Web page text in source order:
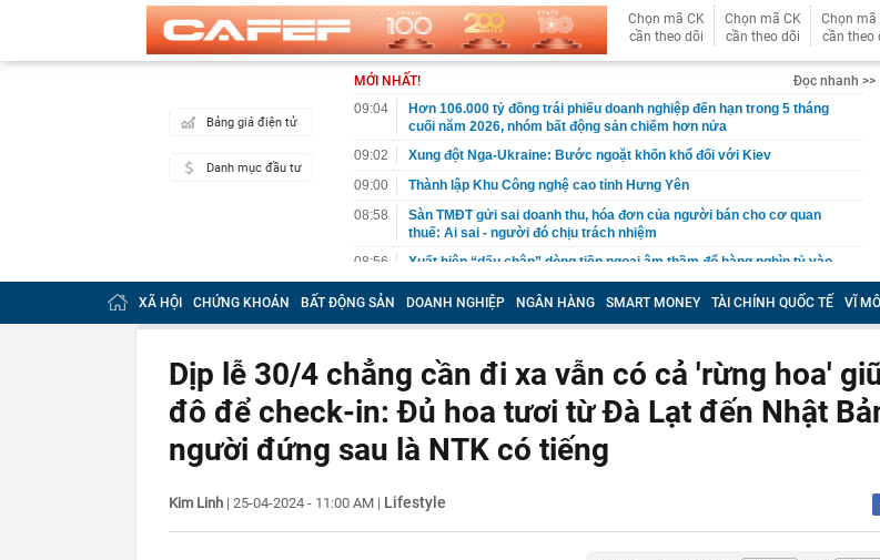
Chọn mã CK
cần theo dõi
Chọn mã CK
cần theo dõi
Chọn mã
cần theo
Bảng giá điện tử
Danh mục đầu tư
MỚI NHẤT!
Đọc nhanh >>
09:04
Hơn 106.000 tỷ đồng trái phiếu doanh nghiệp đến hạn trong 5 tháng
cuối năm 2026, nhóm bất động sản chiếm hơn nửa
09:02
Xung đột Nga-Ukraine: Bước ngoặt khốn khổ đối với Kiev
09:00
Thành lập Khu Công nghệ cao tỉnh Hưng Yên
08:58
Sàn TMĐT gửi sai doanh thu, hóa đơn của người bán cho cơ quan
thuế: Ai sai - người đó chịu trách nhiệm
08:56
Xuất hiện “dấu chân” dòng tiền ngoại âm thầm đổ hàng nghìn tỷ vào
chứng khoán Việt Nam
08:56
Vì sao 2/8/2027 được gọi là ngày đặc biệt nhất của thế kỷ XXI?
đường, người đàn ông SN 1984 phải làm việc với cơ quan chức năng
08:45
Giáo sư phát hiện 32/35 sinh viên trong lớp dùng AI làm bài chỉ nhờ
một từ “bẫy” giấu trong đề thi
Giá vàng nhẫn, vàng miếng ngày 8/8 tại SJC, Bảo Tín Minh Châu, Bảo
Tín Mạnh Hải, DOJI, Phú Quý
Mỹ tăng cường chốt đơn
XÃ HỘI CHỨNG KHOÁN BẤT ĐỘNG SẢN DOANH NGHIỆP NGÂN HÀNG SMART MONEY TÀI CHÍNH QUỐC TẾ VĨ MÔ
Dịp lễ 30/4 chẳng cần đi xa vẫn có cả 'rừng hoa'
đô để check-in: Đủ hoa tươi từ Đà Lạt đến Nhật
người đứng sau là NTK có tiếng
Kim Linh | 25-04-2024 - 11:00 AM | Lifestyle